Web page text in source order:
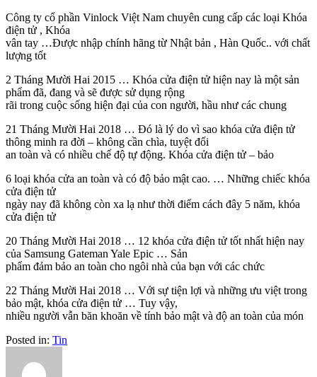
Công ty cổ phần Vinlock Việt Nam chuyên cung cấp các loại Khóa
điện tử , Khóa
vân tay …Được nhập chính hãng từ Nhật bản , Hàn Quốc.. với chất
lượng tốt
2 Tháng Mười Hai 2015 … Khóa cửa điện tử hiện nay là một sản
phẩm đã, đang và sẽ được sử dụng rộng
rãi trong cuộc sống hiện đại của con người, hầu như các chung
21 Tháng Mười Hai 2018 … Đó là lý do vì sao khóa cửa điện tử
thông minh ra đời – không cần chìa, tuyệt đối
an toàn và có nhiều chế độ tự động. Khóa cửa điện tử – bảo
6 loại khóa cửa an toàn và có độ bảo mật cao. … Những chiếc khóa
cửa điện tử
ngày nay đã không còn xa lạ như thời điểm cách đây 5 năm, khóa
cửa điện tử
20 Tháng Mười Hai 2018 … 12 khóa cửa điện tử tốt nhất hiện nay
của Samsung Gateman Yale Epic … Sản
phẩm đảm bảo an toàn cho ngôi nhà của bạn với các chức
22 Tháng Mười Hai 2018 … Với sự tiện lợi và những ưu việt trong
bảo mật, khóa cửa điện tử … Tuy vậy,
nhiều người vẫn băn khoăn về tính bảo mật và độ an toàn của món
Posted in: Tin